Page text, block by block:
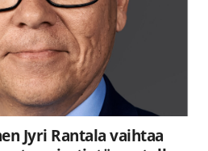
Jyri Rantala vaihtaa